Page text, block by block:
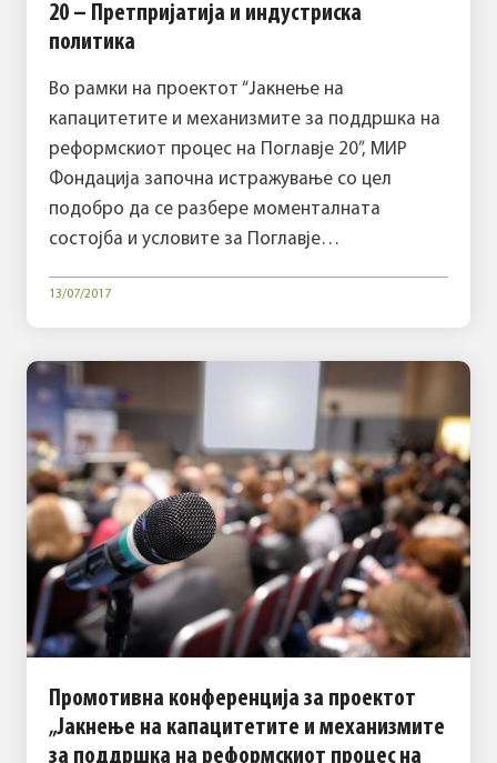
20 – Претпријатија и индустриска
политика
Во рамки на проектот “Јакнење на
капацитетите и механизмите за поддршка на
реформскиот процес на Поглавје 20”, МИР
Фондација започна истражување со цел
подобро да се разбере моменталната
состојба и условите за Поглавје…
13/07/2017
Промотивна конференција за проектот
„Јакнење на капацитетите и механизмите
за поддршка на реформскиот процес на